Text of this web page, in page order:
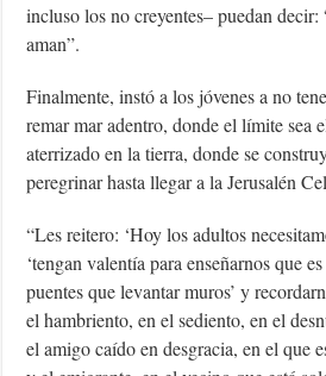
incluso los no creyentes– puedan
aman”.
Finalmente, instó a los jóvenes a no
remar mar adentro, donde el límite sea
aterrizado en la tierra, donde se
peregrinar hasta llegar a la Jerusalén
“Les reitero: ‘Hoy los adultos
‘tengan valentía para enseñarnos que
puentes que levantar muros’ y
el hambriento, en el sediento, en el
el amigo caído en desgracia, en el que